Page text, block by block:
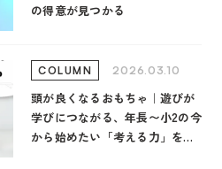
の得意が見つかる
2026.03.10
COLUMN
頭が良くなるおもちゃ｜遊びが
学びにつながる、年長〜小2の今
から始めたい「考える力」を育